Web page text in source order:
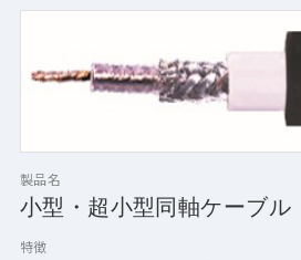
れており、両素材間の動きを妨げ、帯
低ノイズコーティングされた一次側
の間の動きによって発生した電荷は、
即座に動作します。
・一般的なケーブルでは、機械的衝撃
材質により最大100ミリボルトのノイ
ローノイズケーブルは、導電性低ノイ
～250マイクロボルトまでノイズを低減
製品名
小型・超小型同軸ケーブル
特徴